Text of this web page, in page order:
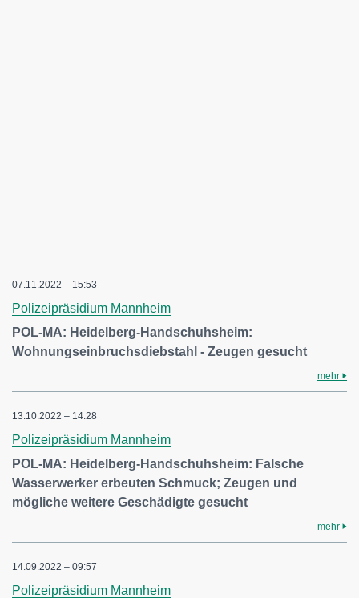
07.11.2022 – 15:53
Polizeipräsidium Mannheim
POL-MA: Heidelberg-Handschuhsheim:
Wohnungseinbruchsdiebstahl - Zeugen gesucht
mehr
13.10.2022 – 14:28
Polizeipräsidium Mannheim
POL-MA: Heidelberg-Handschuhsheim: Falsche
Wasserwerker erbeuten Schmuck; Zeugen und
mögliche weitere Geschädigte gesucht
mehr
14.09.2022 – 09:57
Polizeipräsidium Mannheim